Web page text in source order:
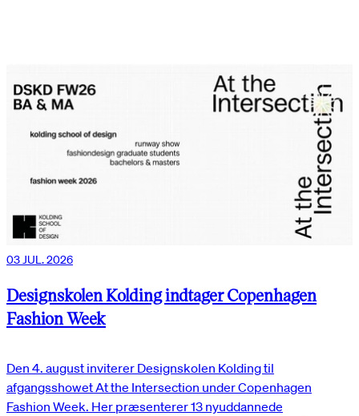
03 JUL. 2026
Designskolen Kolding indtager Copenhagen
Fashion Week
Den 4. august inviterer Designskolen Kolding til
afgangsshowet At the Intersection under Copenhagen
Fashion Week. Her præsenterer 13 nyuddannede